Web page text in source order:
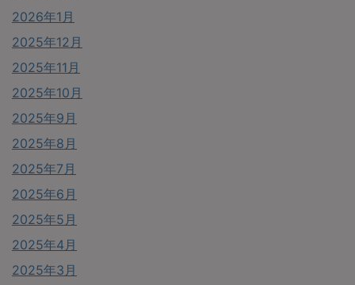
2026年1月
2025年12月
2025年11月
2025年10月
2025年9月
2025年8月
2025年7月
2025年6月
2025年5月
2025年4月
2025年3月